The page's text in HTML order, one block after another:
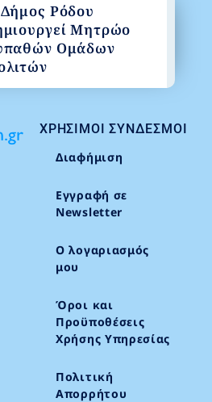
ΧΡΉΣΙΜΟΙ ΣΎΝΔΕΣΜΟΙ
Διαφήμιση
Εγγραφή σε
Newsletter
Ο λογαριασμός
μου
Όροι και
Προϋποθέσεις
Χρήσης Υπηρεσίας
Πολιτική
Απορρήτου
Ρόδου
Μητρώο
Ομάδων